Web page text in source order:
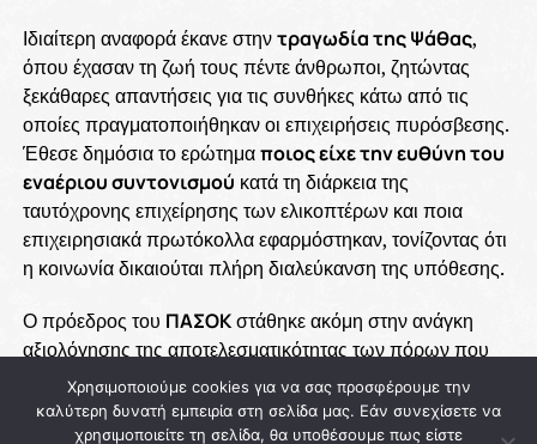
Ιδιαίτερη αναφορά έκανε στηντραγωδία της Ψάθας,
όπου έχασαν τη ζωή τους πέντε άνθρωποι, ζητώντας
ξεκάθαρες απαντήσεις για τις συνθήκες κάτω από τις
οποίες πραγματοποιήθηκαν οι επιχειρήσεις πυρόσβεσης.
Έθεσε δημόσια το ερώτημαποιος είχε την ευθύνη του
εναέριου συντονισμού κατά τη διάρκεια της
ταυτόχρονης επιχείρησης των ελικοπτέρων και ποια
επιχειρησιακά πρωτόκολλα εφαρμόστηκαν, τονίζοντας ότι
η κοινωνία δικαιούται πλήρη διαλεύκανση της υπόθεσης.
Ο πρόεδρος του ΠΑΣΟΚστάθηκε ακόμη στην ανάγκη
αξιολόγησης της αποτελεσματικότητας των πόρων που
έχουν διατεθεί μέσω των προγραμμάτωνΑΙΓΙΣκαι
Antinero, καθώς και της επιχειρησιακής αξίας των
εναέριων μέσων που μισθώνει κάθε χρόνο η χώρα. Όπως
Χρησιμοποιούμε cookies για να σας προσφέρουμε την
καλύτερη δυνατή εμπειρία στη σελίδα μας. Εάν συνεχίσετε να
χρησιμοποιείτε τη σελίδα, θα υποθέσουμε πως είστε